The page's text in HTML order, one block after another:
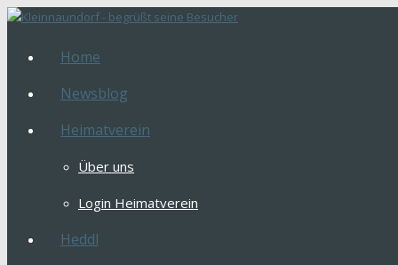
Home
Newsblog
Heimatverein
Über uns
Login Heimatverein
Heddl